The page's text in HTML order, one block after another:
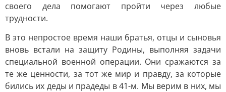
своего дела помогают пройти через любые
трудности.
В это непростое время наши братья, отцы и сыновья
вновь встали на защиту Родины, выполняя задачи
специальной военной операции. Они сражаются за
те же ценности, за тот же мир и правду, за которые
бились их деды и прадеды в 41-м. Мы верим в них, мы